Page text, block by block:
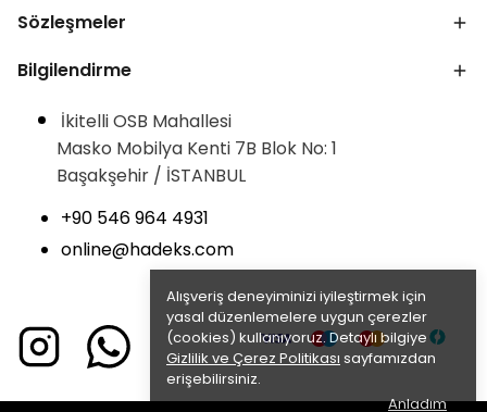
Alışveriş deneyiminizi iyileştirmek için
yasal düzenlemelere uygun çerezler
(cookies) kullanıyoruz. Detaylı bilgiye
Gizlilik ve Çerez Politikası sayfamızdan
erişebilirsiniz.
Anladım
Sözleşmeler
Bilgilendirme
İkitelli OSB Mahallesi
Masko Mobilya Kenti 7B Blok No: 1
Başakşehir / İSTANBUL
+90 546 964 4931
online@hadeks.com